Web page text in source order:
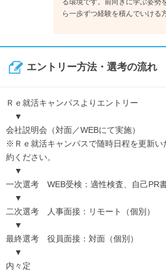
る環境です。前向きに学ぶ姿勢
ら一歩ずつ経験を積んでいける
エントリー方法・選考の流れ
Ｒｅ就活キャンパスよりエントリー
▼
会社説明会（対面／WEBにて実施）
※Ｒｅ就活キャンパスで随時日程を更新い
約ください。
▼
一次選考 WEB受検：適性検査、自己PR
▼
二次選考 人事面接：リモート（個別）
▼
最終選考 役員面接：対面（個別）
▼
内々定